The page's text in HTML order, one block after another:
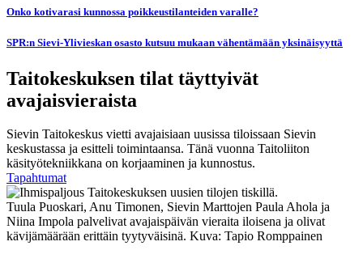
Onko kotivarasi kunnossa poikkeustilanteiden varalle?
SPR:n Sievi-Ylivieskan osasto kutsuu mukaan vähentämään yksinäisyyttä
Taitokeskuksen tilat täyttyivät
avajaisvieraista
Sievin Taitokeskus vietti avajaisiaan uusissa tiloissaan Sievin
keskustassa ja esitteli toimintaansa. Tänä vuonna Taitoliiton
käsityötekniikkana on korjaaminen ja kunnostus.
Tapahtumat
Tuula Puoskari, Anu Timonen, Sievin Marttojen Paula Ahola ja
Niina Impola palvelivat avajaispäivän vieraita iloisena ja olivat
kävijämäärään erittäin tyytyväisinä. Kuva: Tapio Romppainen